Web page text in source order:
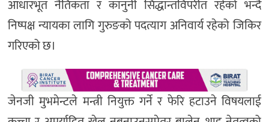
आधारभूत नैतिकता र कानुनी सिद्धान्तविपरीत रहेको भन्दै
निष्पक्ष न्यायका लागि गुरुङको पदत्याग अनिवार्य रहेको जिकिर
गरिएको छ।
जेनजी मुभमेन्टले मन्त्री नियुक्त गर्ने र फेरि हटाउने विषयलाई